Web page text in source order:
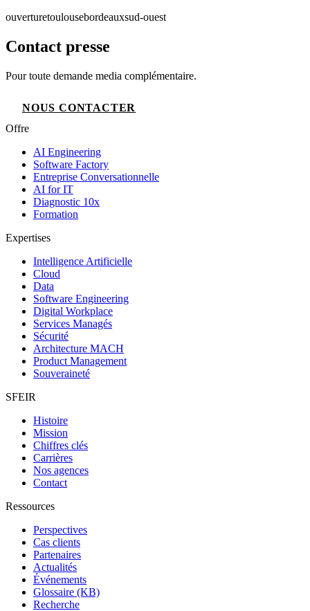
ouverturetoulousebordeauxsud-ouest
Contact presse
Pour toute demande media complémentaire.
NOUS CONTACTER
Offre
AI Engineering
Software Factory
Entreprise Conversationnelle
AI for IT
Diagnostic 10x
Formation
Expertises
Intelligence Artificielle
Cloud
Data
Software Engineering
Digital Workplace
Services Managés
Sécurité
Architecture MACH
Product Management
Souveraineté
SFEIR
Histoire
Mission
Chiffres clés
Carrières
Nos agences
Contact
Ressources
Perspectives
Cas clients
Partenaires
Actualités
Événements
Glossaire (KB)
Recherche